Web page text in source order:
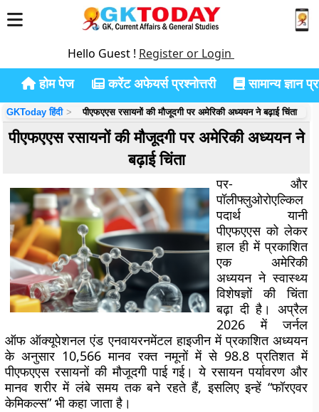
Hello Guest ! Register or Login
होम पेज करेंट अफेयर्स प्रश्नोत्तरी सामान्य ज्ञान
GKToday हिंदी पीएफएएस रसायनों की मौजूदगी पर अमेरिकी अध्ययन ने बढ़ाई चिंता
पीएफएएस रसायनों की मौजूदगी पर अमेरिकी अध्ययन ने
बढ़ाई चिंता
पर- और
पॉलीफ्लुओरोएल्किल
पदार्थ यानी
पीएफएएस को लेकर
हाल ही में प्रकाशित
एक अमेरिकी
अध्ययन ने स्वास्थ्य
विशेषज्ञों की चिंता
बढ़ा दी है। अप्रैल
2026 में जर्नल
ऑफ ऑक्यूपेशनल एंड एनवायरनमेंटल हाइजीन में प्रकाशित अध्ययन
के अनुसार 10,566 मानव रक्त नमूनों में से 98.8 प्रतिशत में
पीएफएएस रसायनों की मौजूदगी पाई गई। ये रसायन पर्यावरण और
मानव शरीर में लंबे समय तक बने रहते हैं, इसलिए इन्हें “फॉरएवर
केमिकल्स” भी कहा जाता है।